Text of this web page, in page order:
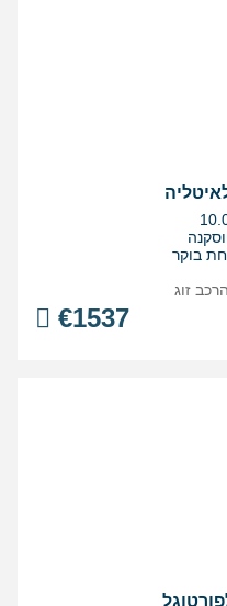
בין
בוקר
€1537
זוג